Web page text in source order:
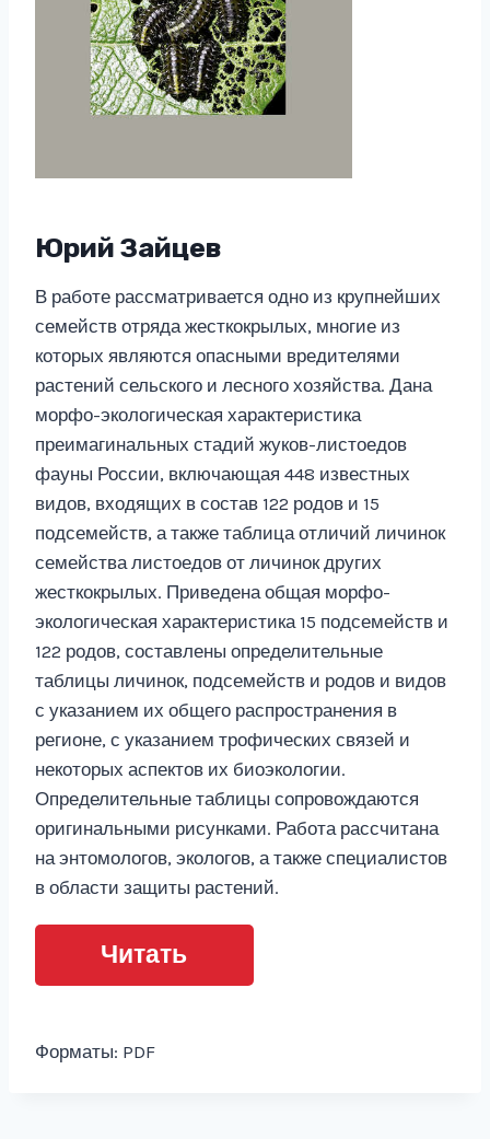
Юрий Зайцев
В работе рассматривается одно из крупнейших
семейств отряда жесткокрылых, многие из
которых являются опасными вредителями
растений сельского и лесного хозяйства. Дана
морфо-экологическая характеристика
преимагинальных стадий жуков-листоедов
фауны России, включающая 448 известных
видов, входящих в состав 122 родов и 15
подсемейств, а также таблица отличий личинок
семейства листоедов от личинок других
жесткокрылых. Приведена общая морфо-
экологическая характеристика 15 подсемейств и
122 родов, составлены определительные
таблицы личинок, подсемейств и родов и видов
с указанием их общего распространения в
регионе, с указанием трофических связей и
некоторых аспектов их биоэкологии.
Определительные таблицы сопровождаются
оригинальными рисунками. Работа рассчитана
на энтомологов, экологов, а также специалистов
в области защиты растений.
Читать
Форматы: PDF